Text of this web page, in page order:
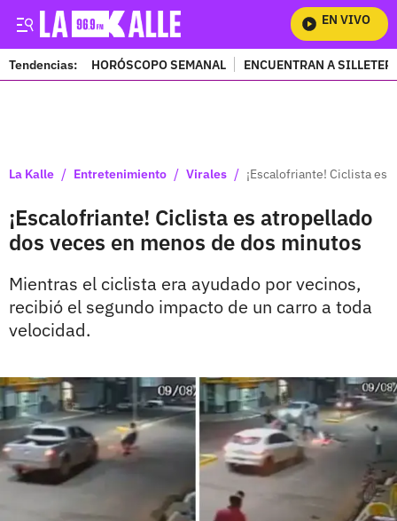
EN VIVO
Tendencias: HORÓSCOPO SEMANAL ENCUENTRAN A
La Kalle / Entretenimiento / Virales / ¡Escalofriante! Ciclista es
¡Escalofriante! Ciclista es atropellado
dos veces en menos de dos minutos
Mientras el ciclista era ayudado por vecinos,
recibió el segundo impacto de un carro a toda
velocidad.